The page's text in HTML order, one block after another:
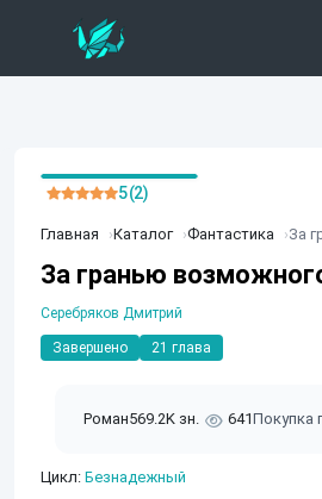
Главная Каталог Фантастика За
За гранью
Серебряков Дмитрий
Завершено 21 глава
Роман569.2K зн. 641Покупка
Цикл: Безнадежный
5 (2)